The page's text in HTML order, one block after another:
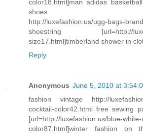
color18.html]man adidas
shoes
http://luxefashion.us/ugg-bags-
shoestring [url=http://
size17.html]timberland shower in
Reply
Anonymous June 5, 2010 at
fashion vintage http://
cocktail-color42.html free sewing
[url=http://luxefashion.us/blue-
color87.html]winter fashion on